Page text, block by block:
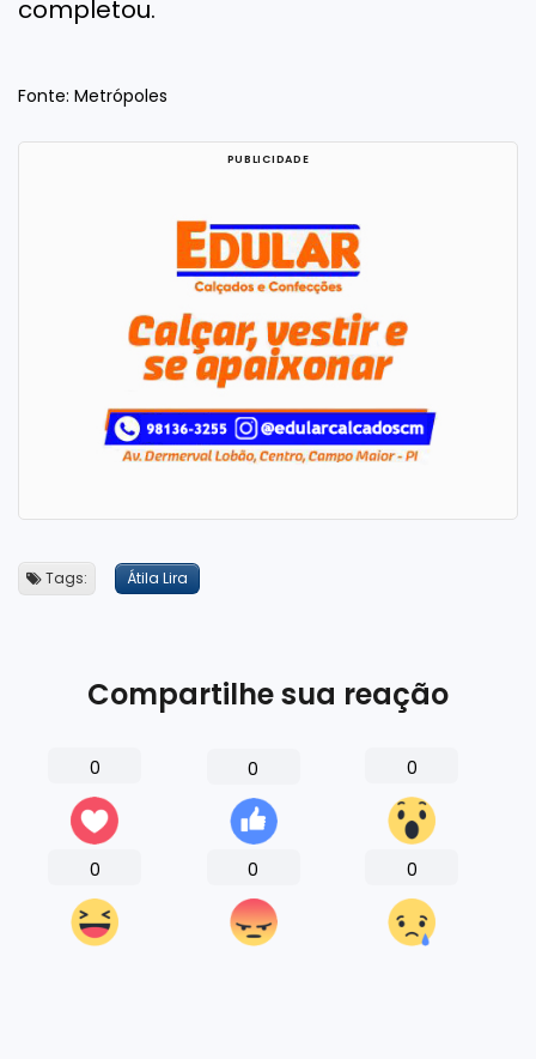
completou.
Fonte: Metrópoles
Tags: Átila Lira
Compartilhe sua reação
0 0 0
0 0 0